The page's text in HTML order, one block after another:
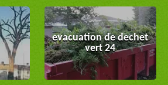
evacuation de dechet
vert 24